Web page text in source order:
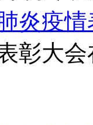
炎疫
彰大